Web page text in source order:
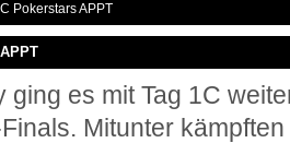
Pokerstars APPT
ging es mit Tag 1C
Mitunter